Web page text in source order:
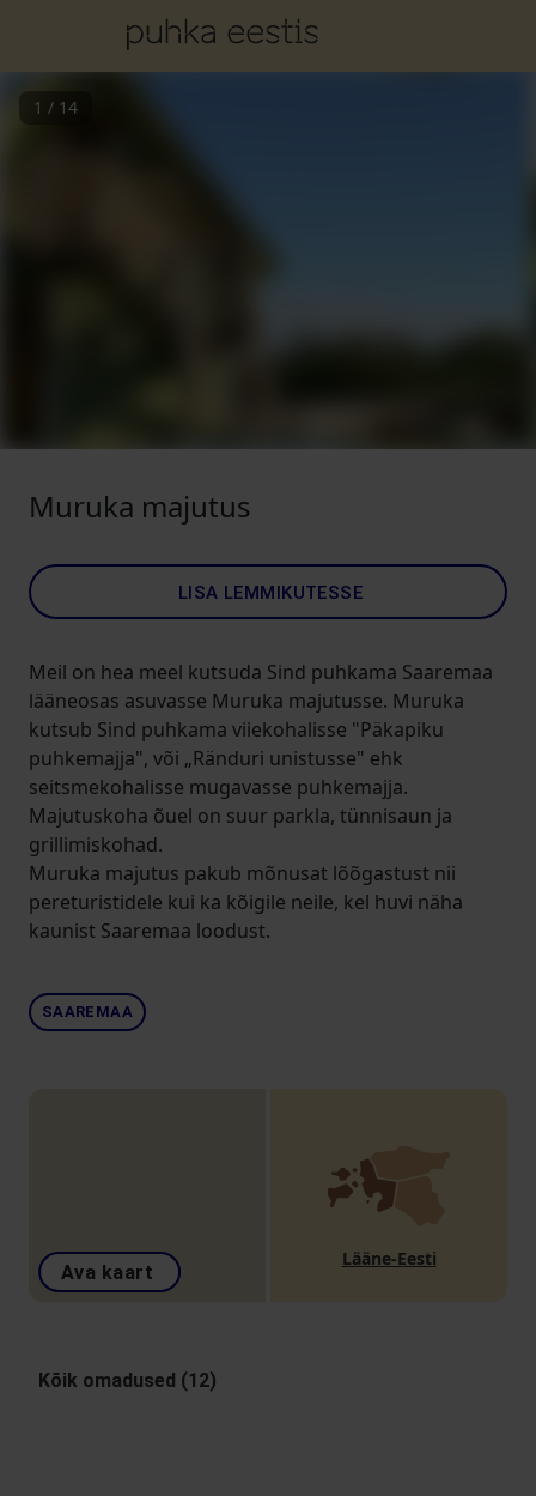
1 / 14
Muruka majutus
LISA LEMMIKUTESSE
Meil on hea meel kutsuda Sind puhkama Saaremaa
lääneosas asuvasse Muruka majutusse. Muruka
kutsub Sind puhkama viiekohalisse "Päkapiku
puhkemajja", või „Ränduri unistusse" ehk
seitsmekohalisse mugavasse puhkemajja.
Majutuskoha õuel on suur parkla, tünnisaun ja
grillimiskohad.
Muruka majutus pakub mõnusat lõõgastust nii
pereturistidele kui ka kõigile neile, kel huvi näha
kaunist Saaremaa loodust.
SAAREMAA
Ava kaart
Lääne-Eesti
Kõik omadused (12)